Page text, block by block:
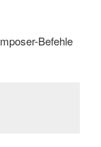
Befehle